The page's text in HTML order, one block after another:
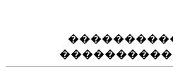
�����������